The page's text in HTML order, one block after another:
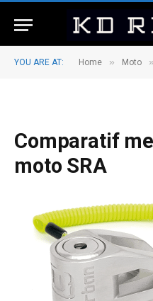
YOU ARE AT: Home » Moto »
Comparatif
moto SRA